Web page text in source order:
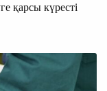
қарсы күресті